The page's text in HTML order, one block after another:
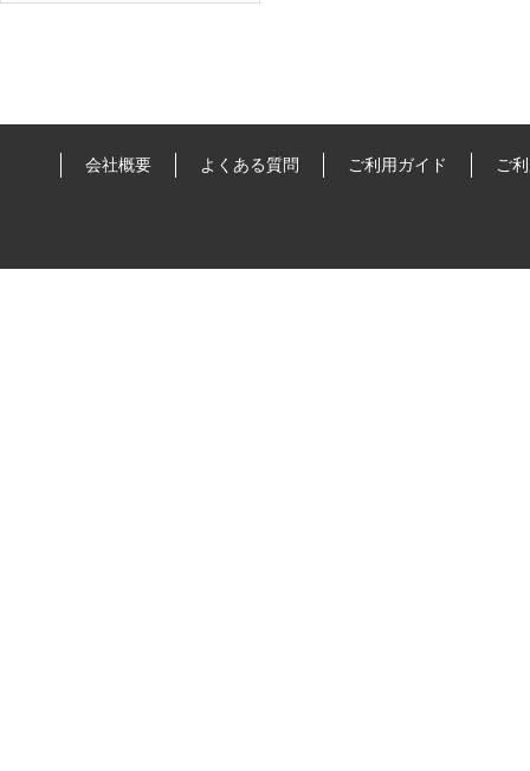
会社概要 よくある質問 ご利用ガイド ご